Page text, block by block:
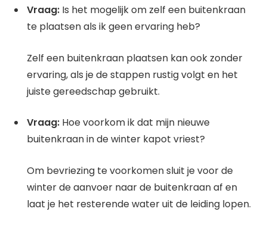
Vraag: Is het mogelijk om zelf een buitenkraan
te plaatsen als ik geen ervaring heb?
Zelf een buitenkraan plaatsen kan ook zonder
ervaring, als je de stappen rustig volgt en het
juiste gereedschap gebruikt.
Vraag: Hoe voorkom ik dat mijn nieuwe
buitenkraan in de winter kapot vriest?
Om bevriezing te voorkomen sluit je voor de
winter de aanvoer naar de buitenkraan af en
laat je het resterende water uit de leiding lopen.